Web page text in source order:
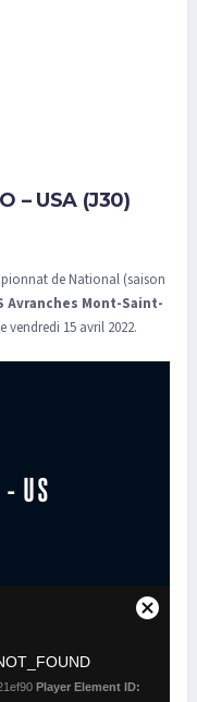
– USA (J30)
de National (saison
Avranches Mont-Saint-
15 avril 2022.